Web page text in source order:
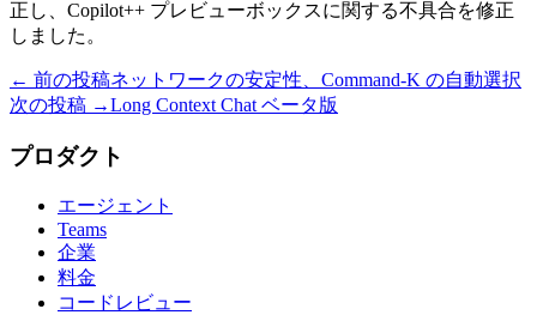
正し、Copilot++ プレビューボックスに関する不具合を修正
しました。
← 前の投稿ネットワークの安定性、Command-K の自動選択
次の投稿 →Long Context Chat ベータ版
プロダクト
エージェント
Teams
企業
料金
コードレビュー